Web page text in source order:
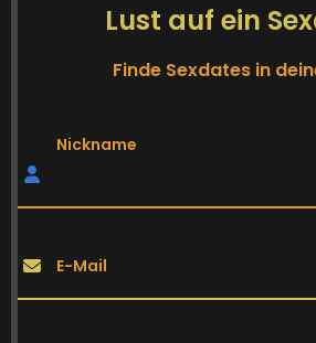
Lust auf ein
Finde Sexdates in
Nickname
E-Mail